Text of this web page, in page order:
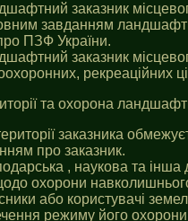
заказник
завданням
ПЗФ України.
заказник
рекреаційних
та охорона
заказника
про заказник.
, наукова та
охорони
або користувачі
режиму його